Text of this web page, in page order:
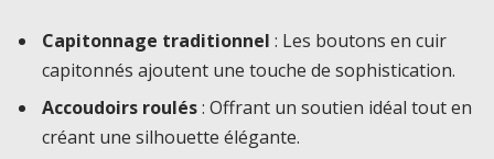
Capitonnage traditionnel : Les boutons en cuir
capitonnés ajoutent une touche de sophistication.
Accoudoirs roulés: Offrant un soutien idéal tout en
créant une silhouette élégante.